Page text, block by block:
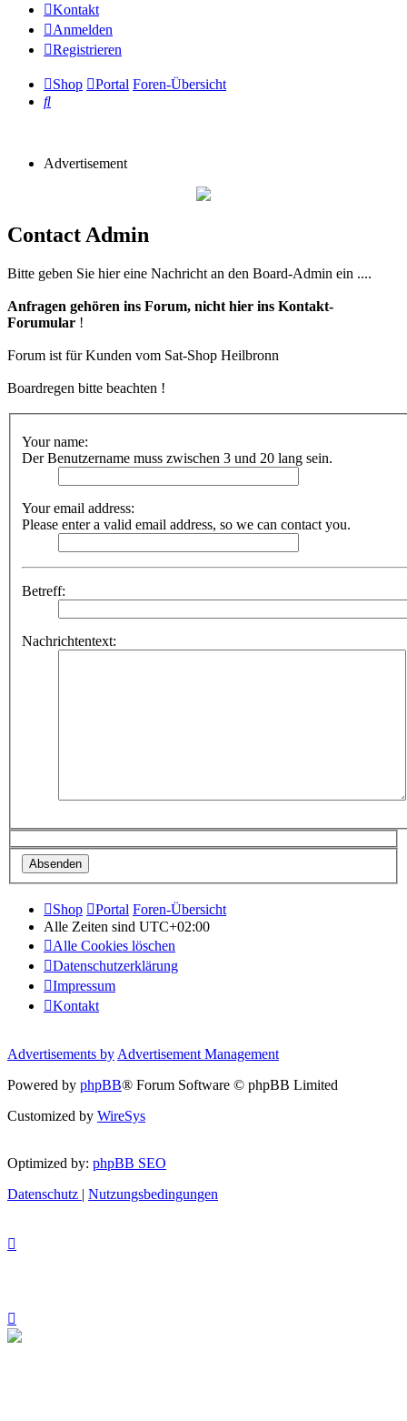
Kontakt
Anmelden
Registrieren
Shop Portal Foren-Übersicht
Suche
Advertisement
Contact Admin
Bitte geben Sie hier eine Nachricht an den Board-Admin ein ....
Anfragen gehören ins Forum, nicht hier ins Kontakt-
Forumular !
Forum ist für Kunden vom Sat-Shop Heilbronn
Boardregen bitte beachten !
Your name:
Der Benutzername muss zwischen 3 und 20 lang sein.
Your email address:
Please enter a valid email address, so we can contact you.
Betreff:
Nachrichtentext:
Shop Portal Foren-Übersicht
Alle Zeiten sind UTC+02:00
Alle Cookies löschen
Datenschutzerklärung
Impressum
Kontakt
Advertisements byAdvertisement Management
Powered by phpBB® Forum Software © phpBB Limited
Customized by WireSys
Optimized by: phpBB SEO
Datenschutz
Nutzungsbedingungen